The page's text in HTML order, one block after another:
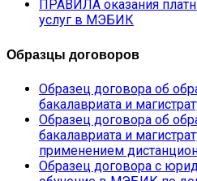
ПРАВИЛА оказания
услуг в МЭБИК
Образцы договоров
Образец договора об
бакалавриата и
Образец договора об
бакалавриата и
применением
Образец договора с